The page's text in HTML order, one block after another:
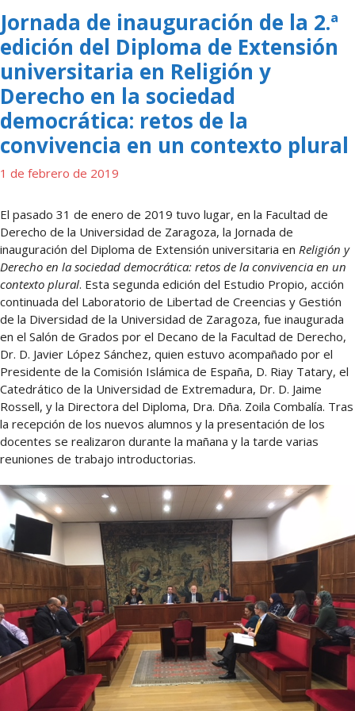
Jornada de inauguración de la 2.ª
edición del Diploma de Extensión
universitaria en Religión y
Derecho en la sociedad
democrática: retos de la
convivencia en un contexto plural
1 de febrero de 2019
El pasado 31 de enero de 2019 tuvo lugar, en la Facultad de
Derecho de la Universidad de Zaragoza, la Jornada de
inauguración del Diploma de Extensión universitaria en Religión y
Derecho en la sociedad democrática: retos de la convivencia en un
contexto plural. Esta segunda edición del Estudio Propio, acción
continuada del Laboratorio de Libertad de Creencias y Gestión
de la Diversidad de la Universidad de Zaragoza, fue inaugurada
en el Salón de Grados por el Decano de la Facultad de Derecho,
Dr. D. Javier López Sánchez, quien estuvo acompañado por el
Presidente de la Comisión Islámica de España, D. Riay Tatary, el
Catedrático de la Universidad de Extremadura, Dr. D. Jaime
Rossell, y la Directora del Diploma, Dra. Dña. Zoila Combalía. Tras
la recepción de los nuevos alumnos y la presentación de los
docentes se realizaron durante la mañana y la tarde varias
reuniones de trabajo introductorias.